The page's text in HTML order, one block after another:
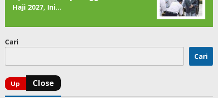
Haji 2027, Ini…
Cari
Cari